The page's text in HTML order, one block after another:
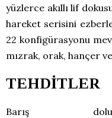
yüzlerce akıllı lif
hareket serisini
22 konfigürasyonu
mızrak, orak, hançer
TEHDİTLER
Barış dolu